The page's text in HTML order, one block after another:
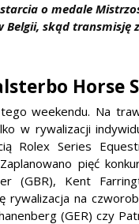
o medale
skąd transmisję
Horse
weekendu. Na
w rywalizacji
Rolex Series
pięć
(GBR), Kent
rywalizacja na
(GER) czy